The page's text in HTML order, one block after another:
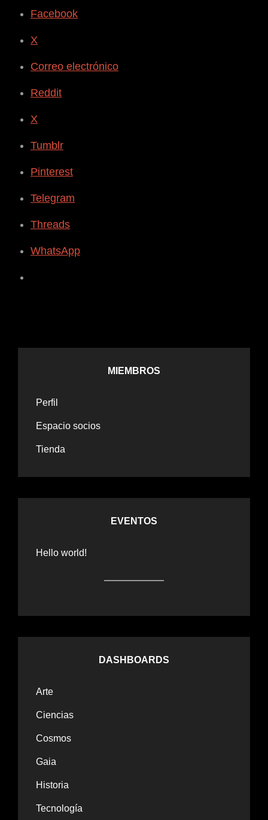
Facebook
X
Correo electrónico
Reddit
X
Tumblr
Pinterest
Telegram
Threads
WhatsApp
MIEMBROS
Perfil
Espacio socios
Tienda
EVENTOS
Hello world!
DASHBOARDS
Arte
Ciencias
Cosmos
Gaia
Historia
Tecnología